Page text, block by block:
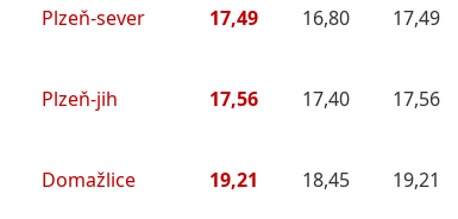
Plzeň-sever 17,49 16,80 17,49
Plzeň-jih 17,56 17,40 17,56
Domažlice 19,21 18,45 19,21